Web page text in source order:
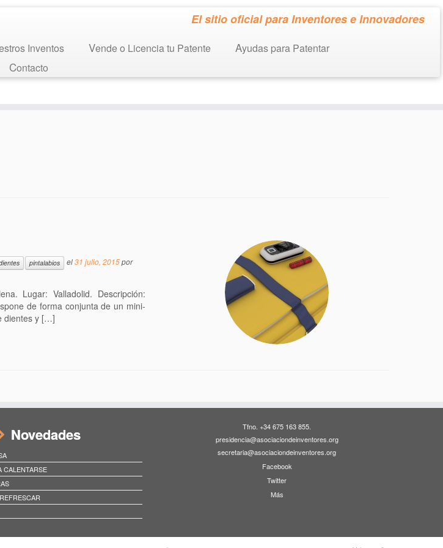
El sitio oficial para Inventores e Innovadores
Inventos Vende o Licencia tu Patente
Ayudas para Patentar
Contacto
pintalabios el31 julio, 2015por
Lugar: Valladolid. Descripción:
de forma conjunta de un mini-
dientes y […]
Novedades
CALENTARSE
Tfno. +34 675 163 855.
presidencia@asociaciondeinventores.org
secretaria@asociaciondeinventores.org
Facebook
Twitter
Más